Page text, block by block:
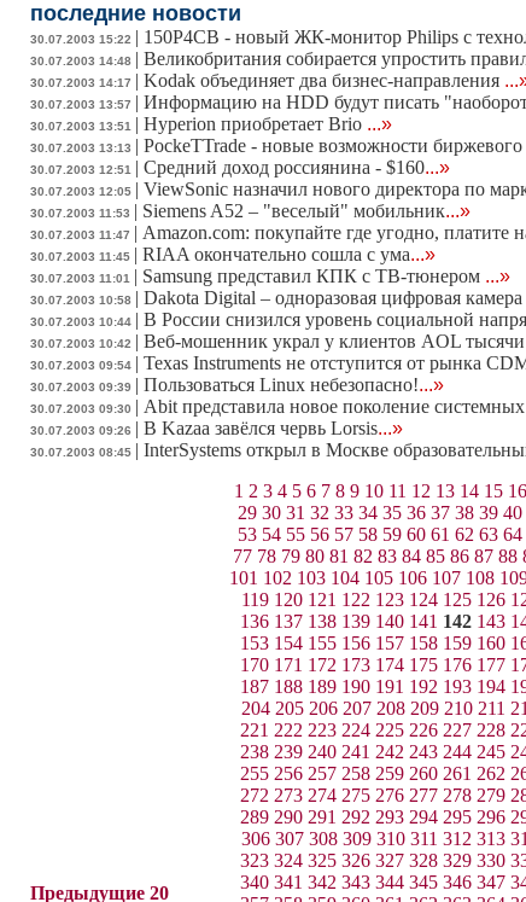
последние новости
30.07.2003 15:22 | 150P4CB - новый ЖК-монитор Philips с
30.07.2003 14:48 | Великобритания собирается упростить
30.07.2003 14:17 | Kodak объединяет два бизнес-направления
30.07.2003 13:57 | Информацию на HDD будут писать
30.07.2003 13:51 | Hyperion приобретает Brio ...»
30.07.2003 13:13 | PockeTTrade - новые возможности биржевого
30.07.2003 12:51 | Средний доход россиянина - $160...»
30.07.2003 12:05 | ViewSonic назначил нового директора по
30.07.2003 11:53 | Siemens A52 – "веселый" мобильник...»
30.07.2003 11:47 | Amazon.com: покупайте где угодно, платите
30.07.2003 11:45 | RIAA окончательно сошла с ума...»
30.07.2003 11:01 | Samsung представил КПК с ТВ-тюнером ...»
30.07.2003 10:58 | Dakota Digital – одноразовая цифровая камера
30.07.2003 10:44 | В России снизился уровень социальной
30.07.2003 10:42 | Веб-мошенник украл у клиентов AOL тысячи
30.07.2003 09:54 | Texas Instruments не отступится от рынка
30.07.2003 09:39 | Пользоваться Linux небезопасно!...»
30.07.2003 09:30 | Abit представила новое поколение
30.07.2003 09:26 | В Kazaa завёлся червь Lorsis...»
30.07.2003 08:45 | InterSystems открыл в Москве
Предыдущие 20
1 2 3 4 5 6 7 8 9 10 11 12 13 14 15 16
29 30 31 32 33 34 35 36 37 38 39 40
53 54 55 56 57 58 59 60 61 62 63 64
77 78 79 80 81 82 83 84 85 86 87 88
101 102 103 104 105 106 107 108
119 120 121 122 123 124 125 126
136 137 138 139 140 141 142 143
153 154 155 156 157 158 159 160
170 171 172 173 174 175 176 177
187 188 189 190 191 192 193 194
204 205 206 207 208 209 210 211
221 222 223 224 225 226 227 228
238 239 240 241 242 243 244 245
255 256 257 258 259 260 261 262
272 273 274 275 276 277 278 279
289 290 291 292 293 294 295 296
306 307 308 309 310 311 312 313
323 324 325 326 327 328 329 330
340 341 342 343 344 345 346 347